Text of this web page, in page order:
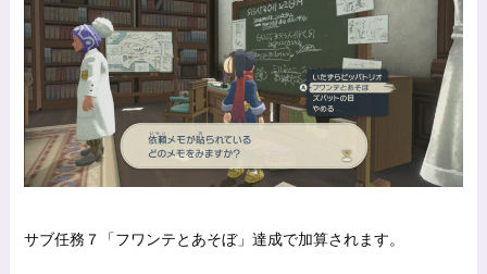
サブ任務７「フワンテとあそぼ」達成で加算されます。